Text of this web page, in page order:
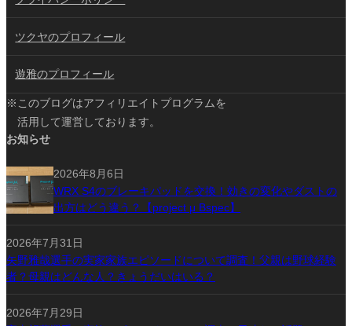
ツクヤのプロフィール
遊雅のプロフィール
※このブログはアフィリエイトプログラムを
活用して運営しております。
お知らせ
2026年8月6日
WRX S4のブレーキパッドを交換！効きの変化やダストの
出方はどう違う？【project μ Bspec】
2026年7月31日
矢野雅哉選手の実家家族エピソードについて調査！父親は野球経験
者？母親はどんな人？きょうだいはいる？
2026年7月29日